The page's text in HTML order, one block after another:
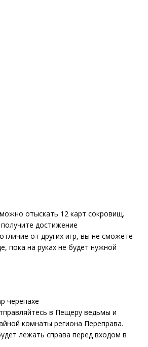
отыскать 12 карт сокровищ.
достижение
от других игр, вы не сможете
пока на руках не будет нужной
черепахе
в Пещеру ведьмы и
комнаты региона Переправа.
лежать справа перед входом в